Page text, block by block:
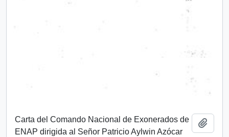
Carta del Comando Nacional de Exonerados de
ENAP dirigida al Señor Patricio Aylwin Azócar